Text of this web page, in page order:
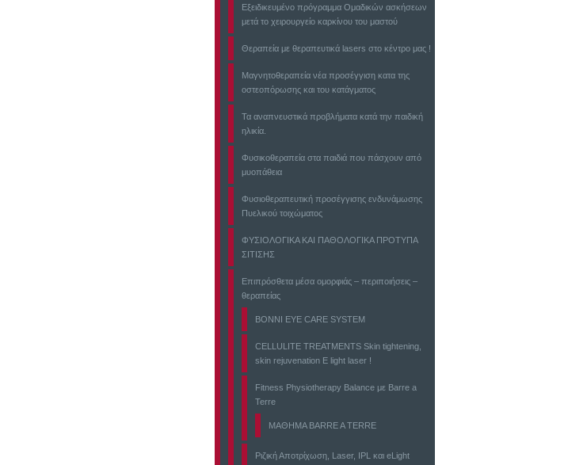
Εξειδικευμένο πρόγραμμα Ομαδικών ασκήσεων
μετά το χειρουργείο καρκίνου του μαστού
Θεραπεία με θεραπευτικά lasers στο κέντρο μας !
Μαγνητοθεραπεία νέα προσέγγιση κατα της
οστεοπόρωσης και του κατάγματος
Τα αναπνευστικά προβλήματα κατά την παιδική
ηλικία.
Φυσικοθεραπεία στα παιδιά που πάσχουν από
μυοπάθεια
Φυσιοθεραπευτική προσέγγισης ενδυνάμωσης
Πυελικού τοιχώματος
ΦΥΣΙΟΛΟΓΙΚΑ ΚΑΙ ΠΑΘΟΛΟΓΙΚΑ ΠΡΟΤΥΠΑ
ΣΙΤΙΣΗΣ
Επιπρόσθετα μέσα ομορφιάς – περιποιήσεις –
θεραπείας
BONNI EYE CARE SYSTEM
CELLULITE TREATMENTS Skin tightening,
skin rejuvenation E light laser !
Fitness Physiotherapy Balance με Barre a
Terre
ΜΑΘΗΜΑ BARRE A TERRE
Ριζική Αποτρίχωση, Laser, IPL και eLight